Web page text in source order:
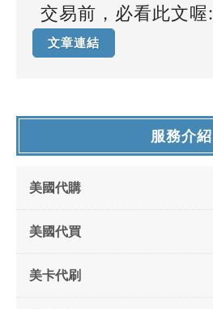
交易前，必看此文喔:
文章連結
服務介紹
美國代購
美國代買
美卡代刷